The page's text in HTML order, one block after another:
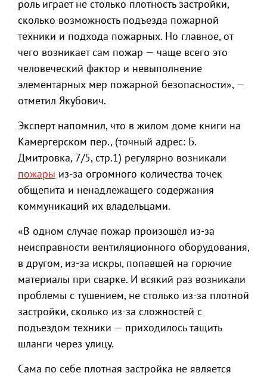
роль играет не столько плотность застройки,
сколько возможность подъезда пожарной
техники и подхода пожарных. Но главное, от
чего возникает сам пожар — чаще всего это
человеческий фактор и невыполнение
элементарных мер пожарной безопасности», —
отметил Якубович.
Эксперт напомнил, что в жилом доме книги на
Камергерском пер., (точный адрес: Б.
Дмитровка, 7/5, стр.1) регулярно возникали
пожары из-за огромного количества точек
общепита и ненадлежащего содержания
коммуникаций их владельцами.
«В одном случае пожар произошёл из-за
неисправности вентиляционного оборудования,
в другом, из-за искры, попавшей на горючие
материалы при сварке. И всякий раз возникали
проблемы с тушением, не столько из-за плотной
застройки, сколько из-за сложностей с
подъездом техники — приходилось тащить
шланги через улицу.
Сама по себе плотная застройка не является